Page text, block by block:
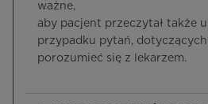
ważne,
aby pacjent przeczytał także
przypadku pytań,
porozumieć się z lekarzem.